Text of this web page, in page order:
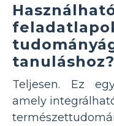
tanuláshoz?
Teljesen. Ez
amely